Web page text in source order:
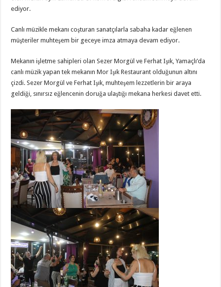
ediyor.
Canlı müzikle mekanı coşturan sanatçılarla sabaha kadar eğlenen
müşteriler muhteşem bir geceye imza atmaya devam ediyor.
Mekanın işletme sahipleri olan Sezer Morgül ve Ferhat Işık, Yamaçlı’da
canlı müzik yapan tek mekanın Mor Işık Restaurant olduğunun altını
çizdi. Sezer Morgül ve Ferhat Işık, muhteşem lezzetlerin bir araya
geldiği, sınırsız eğlencenin doruğa ulaştığı mekana herkesi davet etti.